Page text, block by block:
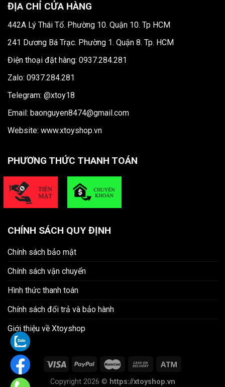
ĐỊA CHỈ CỬA HÀNG
442A Lý Thái Tổ. Phường 10. Quận 10. Tp HCM
241 Dương Bá Trạc. Phường 1. Quận 8. Tp. HCM
Điện thoại đặt hàng: 0937.284.281
Zalo: 0937.284.281
Telegram: @xtoy18
Email: baonguyen8474@gmail.com
Website: www.xtoyshop.vn
PHƯƠNG THỨC THANH TOÁN
CHÍNH SÁCH QUY ĐỊNH
Chính sách bảo mật
Chính sách vận chuyển
Hình thức thanh toán
Chính sách đổi trả và bảo hành
Giới thiệu về Xtoyshop
Copyright 2026 © https://xtoyshop.vn